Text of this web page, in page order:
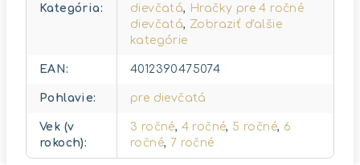
Kategória:
dievčatá, Hračky pre 4 ročné
dievčatá, Zobraziť ďalšie
kategórie
EAN: 4012390475074
Pohlavie: pre dievčatá
Vek (v
rokoch):
3 ročné, 4 ročné, 5 ročné, 6
ročné, 7 ročné